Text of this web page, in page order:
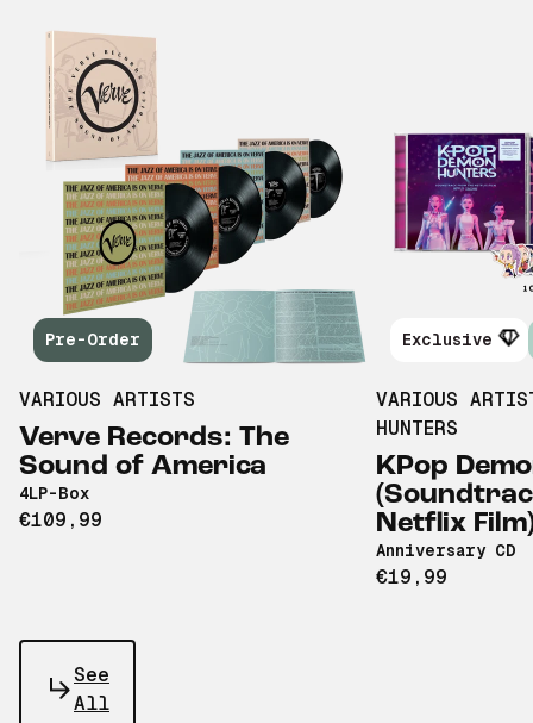
Pre-Order
VARIOUS ARTISTS
Verve Records: The
Sound of America
4LP-Box
€109,99
Exclusive
VARIOUS
HUNTERS
KPop
Netflix
Anniversary CD
€19,99
See
All